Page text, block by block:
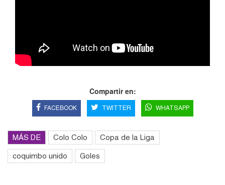
Compartir en:
FACEBOOK TWITTER WHATSAPP
MÁS DE Colo Colo Copa de la Liga
coquimbo unido Goles